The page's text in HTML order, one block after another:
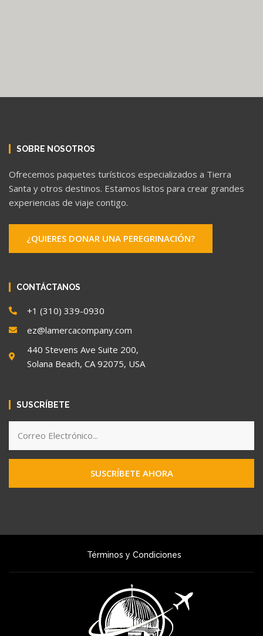
SOBRE NOSOTROS
Ofrecemos paquetes turísticos especializados a Tierra
Santa y otros destinos. Estamos listos para crear grandes
experiencias de viaje contigo.
¿QUIERES DONAR UNA PEREGRINACIÓN?
CONTÁCTANOS
+1 (310) 339-0930
ez@lamercacompany.com
440 Stevens Ave Suite 200,
Solana Beach, CA 92075, USA
SUSCRÍBETE
SUSCRÍBETE AHORA
Términos y Condiciones